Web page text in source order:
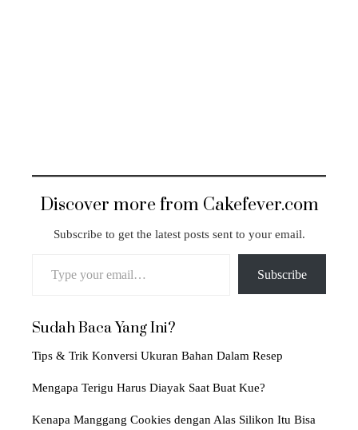
Discover more from Cakefever.com
Subscribe to get the latest posts sent to your email.
Subscribe
Sudah Baca Yang Ini?
Tips & Trik Konversi Ukuran Bahan Dalam Resep
Mengapa Terigu Harus Diayak Saat Buat Kue?
Kenapa Manggang Cookies dengan Alas Silikon Itu Bisa